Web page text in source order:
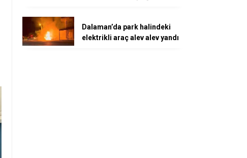
Dalaman’da park halindeki
elektrikli araç alev alev yandı